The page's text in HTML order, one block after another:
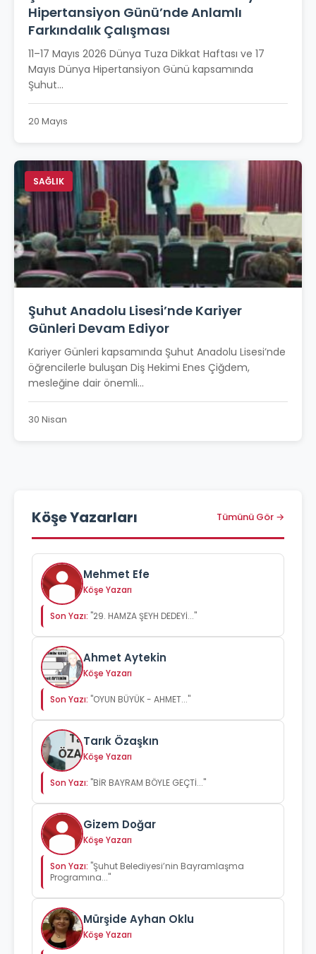
Hipertansiyon Günü’nde Anlamlı
Farkındalık Çalışması
11–17 Mayıs 2026 Dünya Tuza Dikkat Haftası ve 17
Mayıs Dünya Hipertansiyon Günü kapsamında
Şuhut...
20 Mayıs
SAĞLIK
Şuhut Anadolu Lisesi’nde Kariyer
Günleri Devam Ediyor
Kariyer Günleri kapsamında Şuhut Anadolu Lisesi’nde
öğrencilerle buluşan Diş Hekimi Enes Çiğdem,
mesleğine dair önemli...
30 Nisan
Köşe Yazarları Tümünü Gör →
Mehmet Efe
Köşe Yazarı
Son Yazı: "29. HAMZA ŞEYH DEDEYİ..."
Ahmet Aytekin
Köşe Yazarı
Son Yazı: "OYUN BÜYÜK - AHMET..."
Tarık Özaşkın
Köşe Yazarı
Son Yazı: "BİR BAYRAM BÖYLE GEÇTİ..."
Gizem Doğar
Köşe Yazarı
Son Yazı: "Şuhut Belediyesi’nin Bayramlaşma
Programına..."
Mürşide Ayhan Oklu
Köşe Yazarı